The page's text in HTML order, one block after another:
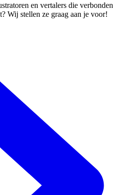
en vertalers die verbonden
Wij stellen ze graag aan je voor!